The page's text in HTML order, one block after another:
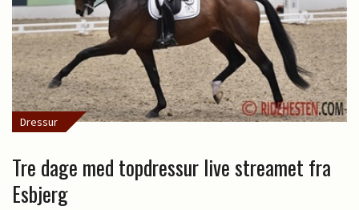
Dressur
Tre dage med topdressur live streamet fra
Esbjerg